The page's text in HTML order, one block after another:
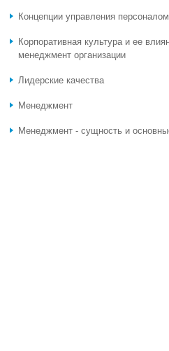
Концепции управления персоналом
Корпоративная культура и ее
менеджмент организации
Лидерские качества
Менеджмент
Менеджмент - сущность и